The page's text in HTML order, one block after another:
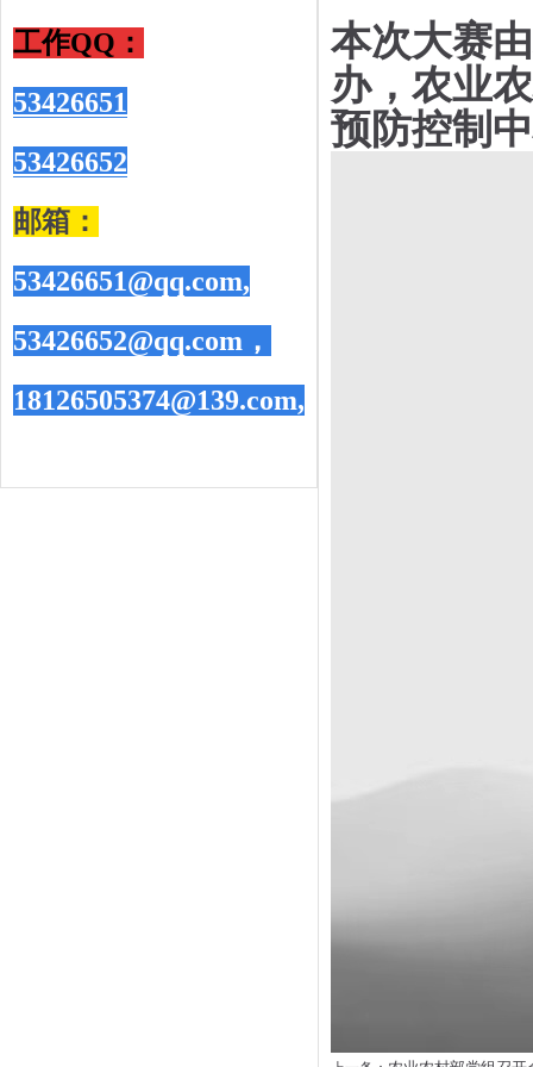
工作QQ ：
53426651
53426652
邮箱：
53426651@qq.com,
53426652@qq.com，
18126505374@139.com,
本次大赛
办，农业
预防控制